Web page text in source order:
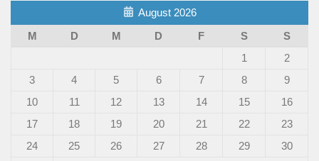
August 2026
M
D M D F S
S
1
2
3
4 5 6 7 8
9
10
11 12 13 14 15
16
17
18 19 20 21 22
23
24
25 26 27 28 29
30